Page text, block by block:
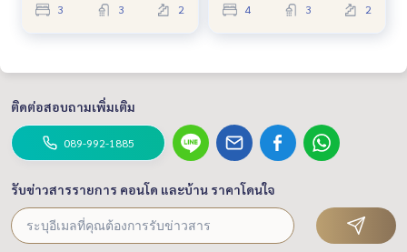
3 3 2 4 3 2
ติดต่อสอบถามเพิ่มเติม
089-992-1885
รับข่าวสารรายการ คอนโด และบ้าน ราคาโดนใจ